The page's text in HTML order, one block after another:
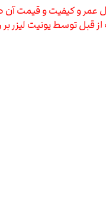
کیفیت و قیمت آن درام
قبل توسط یونیت لیزر